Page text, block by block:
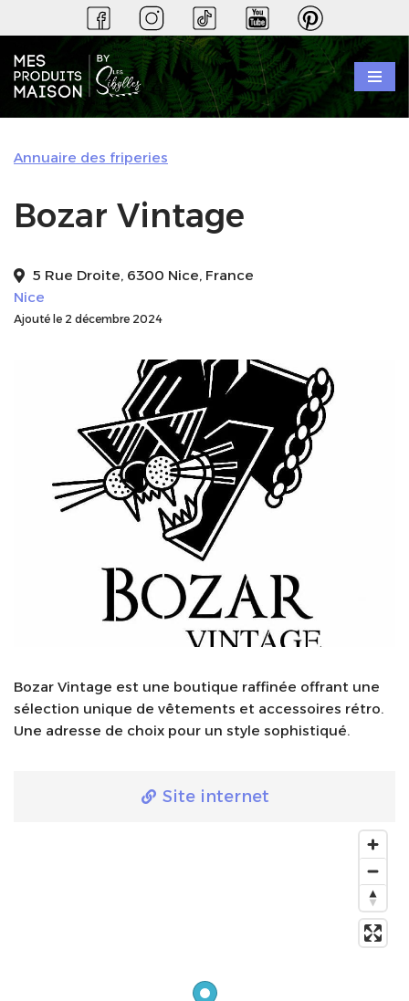
au
contenu
Annuaire des friperies
Bozar Vintage
5 Rue Droite, 6300 Nice, France
Nice
Ajouté le 2 décembre 2024
Bozar Vintage est une boutique raffinée offrant une
sélection unique de vêtements et accessoires rétro.
Une adresse de choix pour un style sophistiqué.
Site internet